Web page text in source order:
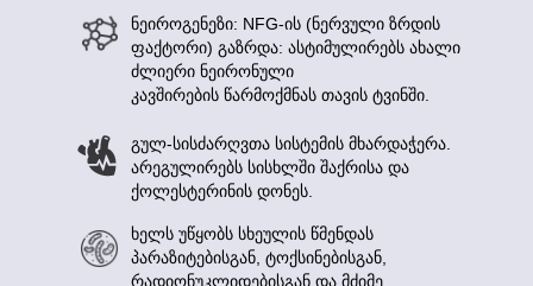
ნეიროგენეზი: NFG-ის (ნერვული ზრდის
ფაქტორი) გაზრდა: ასტიმულირებს ახალი
ძლიერი ნეირონული
კავშირების წარმოქმნას თავის ტვინში.
გულ-სისძარღვთა სისტემის მხარდაჭერა.
არეგულირებს სისხლში შაქრისა და
ქოლესტერინის დონეს.
ხელს უწყობს სხეულის წმენდას
პარაზიტებისგან, ტოქსინებისგან,
რადიონუკლიდებისგან და მძიმე